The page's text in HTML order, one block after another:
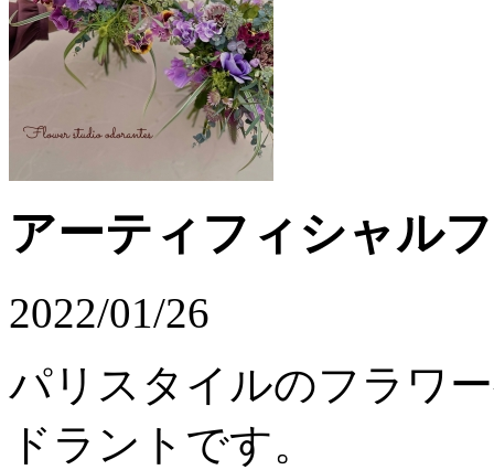
アーティフィシャル
2022/01/26
パリスタイルのフラワ
ドラントです。